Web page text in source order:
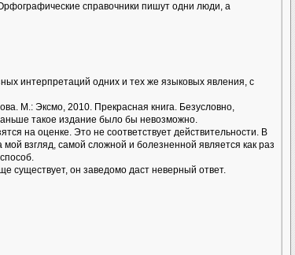
справочники пишут одни люди, а
интерпретаций одних и тех же языковых явления, с
М.: Эксмо, 2010. Прекрасная книга. Безусловно,
такое издание было бы невозможно.
на оценке. Это не соответствует действительности. В
взгляд, самой сложной и болезненной является как раз
существует, он заведомо даст неверный ответ.